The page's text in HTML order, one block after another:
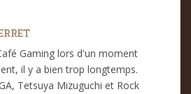
Gaming lors d'un moment
il y a bien trop longtemps.
Tetsuya Mizuguchi et Rock